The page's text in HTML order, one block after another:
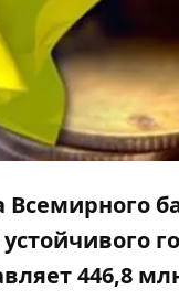
Всемирного
446,8